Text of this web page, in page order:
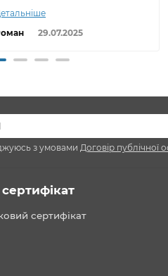
29.07.2025
з умовами Договір публічної
сертифікат